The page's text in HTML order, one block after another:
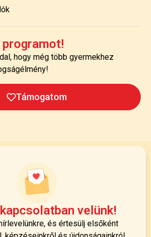
programot!
hogy még több gyermekhez
Támogatom
velünk!
és értesülj elsőként